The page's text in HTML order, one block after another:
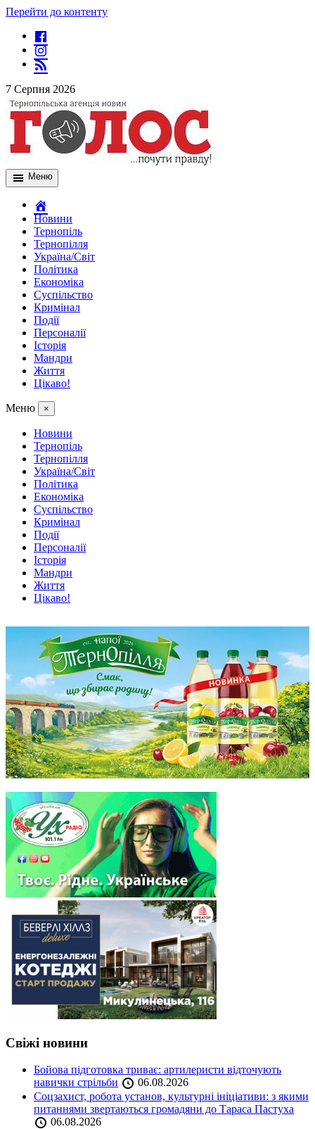
Перейти до контенту
7 Серпня 2026
Меню
Новини
Тернопіль
Тернопілля
Україна/Світ
Політика
Економіка
Суспільство
Кримінал
Події
Персоналії
Історія
Мандри
Життя
Цікаво!
Меню ×
Новини
Тернопіль
Тернопілля
Україна/Світ
Політика
Економіка
Суспільство
Кримінал
Події
Персоналії
Історія
Мандри
Життя
Цікаво!
Свіжі новини
Бойова підготовка триває: артилеристи відточують
навички стрільби
06.08.2026
Соцзахист, робота установ, культурні ініціативи: з якими
питаннями звертаються громадяни до Тараса Пастуха
06.08.2026